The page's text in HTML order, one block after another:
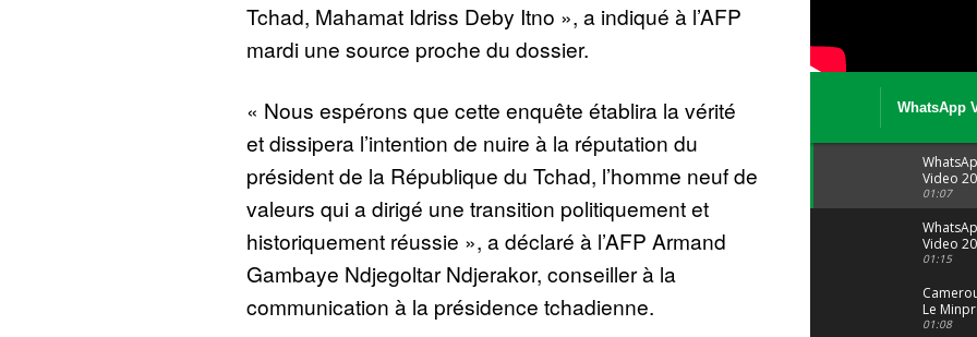
Tchad, Mahamat Idriss Deby Itno », a indiqué à l’AFP
mardi une source proche du dossier.
« Nous espérons que cette enquête établira la vérité
et dissipera l’intention de nuire à la réputation du
président de la République du Tchad, l’homme neuf de
valeurs qui a dirigé une transition politiquement et
historiquement réussie », a déclaré à l’AFP Armand
Gambaye Ndjegoltar Ndjerakor, conseiller à la
communication à la présidence tchadienne.
WhatsApp
Video
04 at 15
01:07
Video
29 at 12
01:15
Le
alerte
01:08